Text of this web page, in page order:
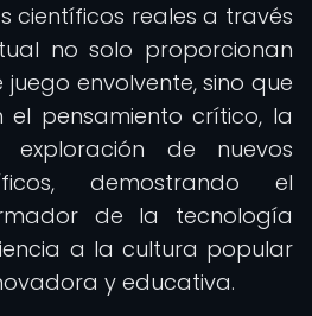
científicos reales a través
no solo proporcionan
envolvente, sino que
el pensamiento crítico, la
de nuevos
demostrando el
de la tecnología
a la cultura popular
y educativa.